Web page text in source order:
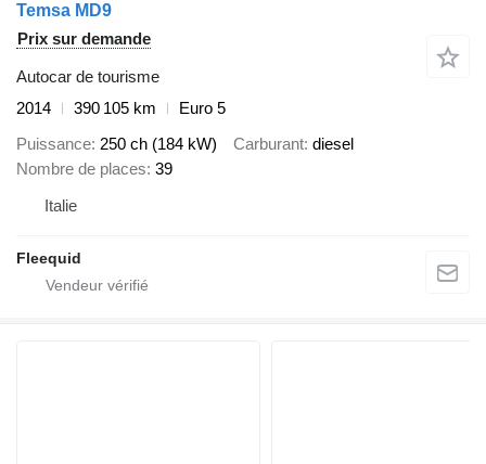
Temsa MD9
Prix sur demande
Autocar de tourisme
2014
390 105 km
Euro 5
Puissance 250 ch (184 kW) Carburant diesel
Nombre de places 39
Italie
Fleequid